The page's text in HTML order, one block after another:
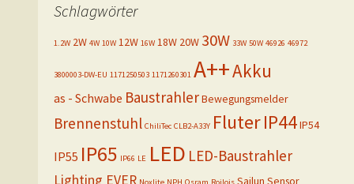
Schlagwörter
1.2W 2W 4W 10W 12W 16W 18W 20W 30W 33W 50W 46926 46972
3800003-DW-EU 1171250503 1171260301 A++Akku
as - Schwabe BaustrahlerBewegungsmelder
Brennenstuhl ChiliTec CLB2-A33Y FluterIP44IP54
IP55 IP65 IP66 LE LED LED-Baustrahler
Lighting EVER Sailun Sensor